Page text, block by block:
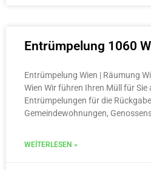
Entrümpelung 1060
Entrümpelung Wien | Räumung
Wien Wir führen Ihren Müll für Sie
Entrümpelungen für die
Gemeindewohnungen,
WEITERLESEN »